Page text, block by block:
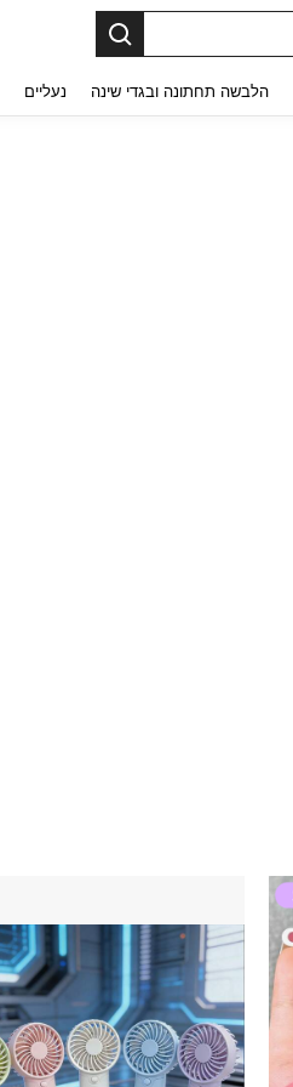
הלבשה תחתונה ובגדי שינה נעליים